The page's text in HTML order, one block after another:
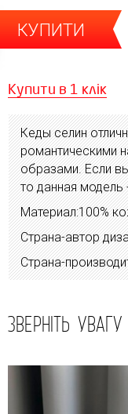
КУПИТИ
Купити в 1 клік
Кеды селин
романтическими
образами. Если
то данная
Материал:100%
Страна-автор
Страна-
ЗВЕРНІТЬ